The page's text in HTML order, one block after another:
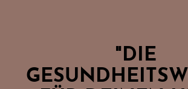
"DIE